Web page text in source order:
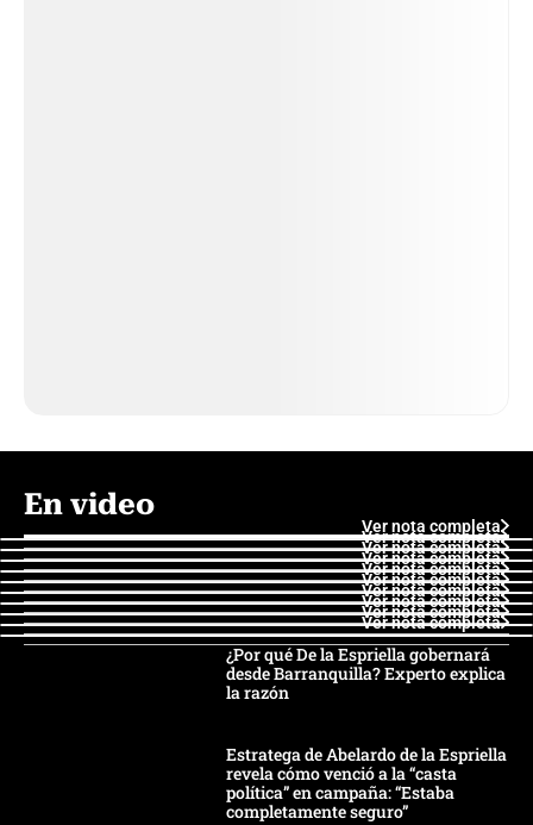
En video
Ver nota completa
Ver nota completa
Ver nota completa
Ver nota completa
Ver nota completa
Ver nota completa
Ver nota completa
Ver nota completa
Ver nota completa
Ver nota completa
¿Por qué De la Espriella gobernará
desde Barranquilla? Experto explica
la razón
Estratega de Abelardo de la Espriella
revela cómo venció a la “casta
política” en campaña: “Estaba
completamente seguro”